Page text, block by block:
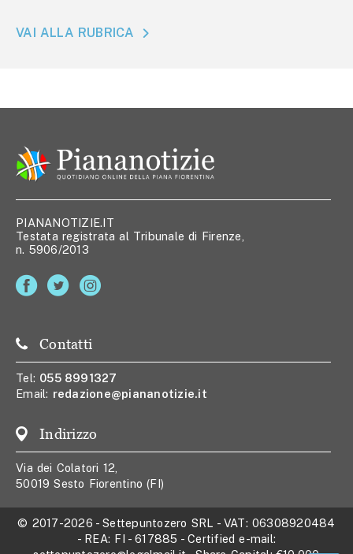
VAI ALLA RUBRICA
PIANANOTIZIE.IT
Testata registrata al Tribunale di Firenze,
n. 5906/2013
Contatti
Tel: 055 8991327
Email: redazione@piananotizie.it
Indirizzo
Via dei Colatori 12,
50019 Sesto Fiorentino (FI)
© 2017-2026 -Settepuntozero SRL - VAT: 06308920484
- REA: FI - 617885 - Certified e-mail: